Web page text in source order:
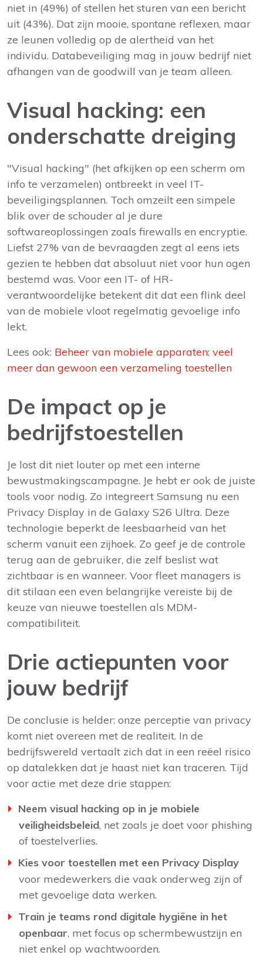
niet in (49%) of stellen het sturen van een bericht
uit (43%). Dat zijn mooie, spontane reflexen, maar
ze leunen volledig op de alertheid van het
individu. Databeveiliging mag in jouw bedrijf niet
afhangen van de goodwill van je team alleen.
Visual hacking: een
onderschatte dreiging
"Visual hacking" (het afkijken op een scherm om
info te verzamelen) ontbreekt in veel IT-
beveiligingsplannen. Toch omzeilt een simpele
blik over de schouder al je dure
softwareoplossingen zoals firewalls en encryptie.
Liefst 27% van de bevraagden zegt al eens iets
gezien te hebben dat absoluut niet voor hun ogen
bestemd was. Voor een IT- of HR-
verantwoordelijke betekent dit dat een flink deel
van de mobiele vloot regelmatig gevoelige info
lekt.
Lees ook: Beheer van mobiele apparaten: veel
meer dan gewoon een verzameling toestellen
De impact op je
bedrijfstoestellen
Je lost dit niet louter op met een interne
bewustmakingscampagne. Je hebt er ook de juiste
tools voor nodig. Zo integreert Samsung nu een
Privacy Display in de Galaxy S26 Ultra. Deze
technologie beperkt de leesbaarheid van het
scherm vanuit een zijhoek. Zo geef je de controle
terug aan de gebruiker, die zelf beslist wat
zichtbaar is en wanneer. Voor fleet managers is
dit stilaan een even belangrijke vereiste bij de
keuze van nieuwe toestellen als MDM-
compatibiliteit.
Drie actiepunten voor
jouw bedrijf
De conclusie is helder: onze perceptie van privacy
komt niet overeen met de realiteit. In de
bedrijfswereld vertaalt zich dat in een reëel risico
op datalekken dat je haast niet kan traceren. Tijd
voor actie met deze drie stappen:
Neem visual hacking op in je mobiele
veiligheidsbeleid, net zoals je doet voor phishing
of toestelverlies.
Kies voor toestellen met een Privacy Display
voor medewerkers die vaak onderweg zijn of
met gevoelige data werken.
Train je teams rond digitale hygiëne in het
openbaar, met focus op schermbewustzijn en
niet enkel op wachtwoorden.